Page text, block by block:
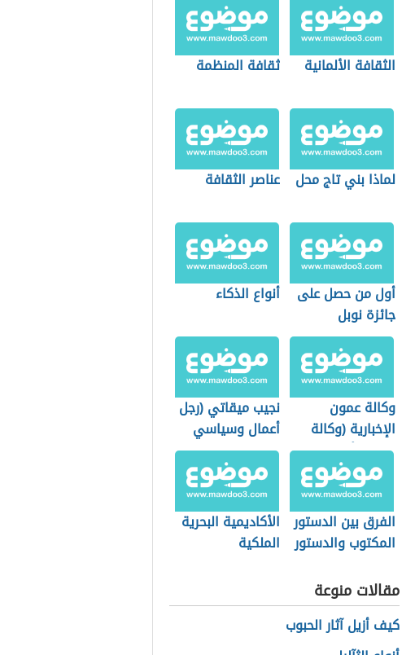
الثقافة الألمانية ثقافة المنظمة
لماذا بني تاج محل عناصر الثقافة
أول من حصل على
جائزة نوبل
أنواع الذكاء
وكالة عمون
الإخبارية (وكالة
إخبارية أردنية
خاصة)
نجيب ميقاتي (رجل
أعمال وسياسي
لبناني)
الفرق بين الدستور
المكتوب والدستور
الأكاديمية البحرية
الملكية
مقالات منوعة
كيف أزيل آثار الحبوب